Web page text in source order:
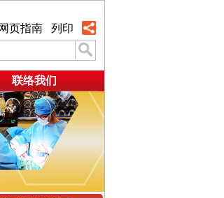
网页指南 列印
联络我们